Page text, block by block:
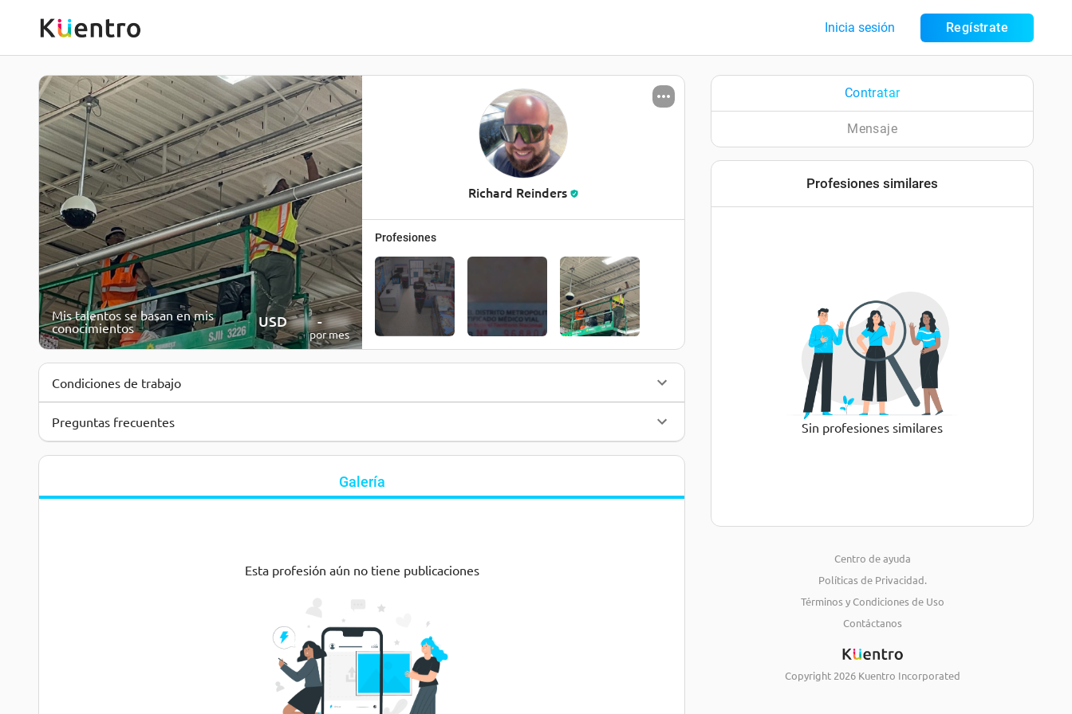
Inicia sesión Regístrate
Mis talentos se basan en mis
conocimientos
USD200-350
por mes
Richard Reinders
Profesiones
Condiciones de trabajo
Preguntas frecuentes
Galería
Esta profesión aún no tiene publicaciones
Contratar
Mensaje
Profesiones similares
Sin profesiones similares
Centro de ayuda
Políticas de Privacidad.
Términos y Condiciones de Uso
Contáctanos
Copyright 2026 Kuentro Incorporated